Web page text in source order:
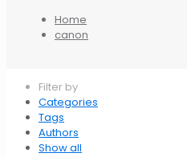
Home
canon
Filter by
Categories
Tags
Authors
Show all